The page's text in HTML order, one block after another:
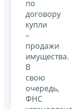
по
договору
купли
–
продажи
имущества.
В
свою
очередь,
ФНС